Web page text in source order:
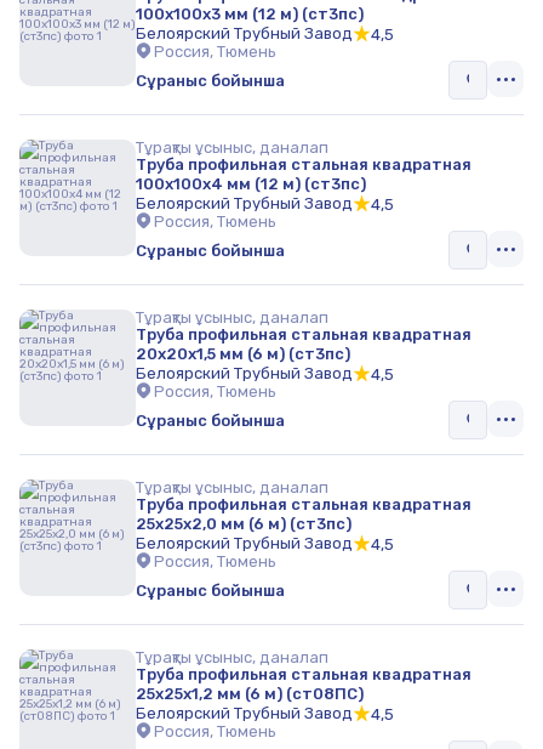
100х100х3 мм (12 м) (ст3пс)
Белоярский Трубный Завод
4,5
Россия, Тюмень
Сұраныс бойынша
Тұрақты ұсыныс, даналап
Труба профильная стальная квадратная
100х100х4 мм (12 м) (ст3пс)
Белоярский Трубный Завод
4,5
Россия, Тюмень
Сұраныс бойынша
Тұрақты ұсыныс, даналап
Труба профильная стальная квадратная
20х20х1,5 мм (6 м) (ст3пс)
Белоярский Трубный Завод
4,5
Россия, Тюмень
Сұраныс бойынша
Тұрақты ұсыныс, даналап
Труба профильная стальная квадратная
25х25х2,0 мм (6 м) (ст3пс)
Белоярский Трубный Завод
4,5
Россия, Тюмень
Сұраныс бойынша
Тұрақты ұсыныс, даналап
Труба профильная стальная квадратная
25х25х1,2 мм (6 м) (ст08ПС)
Белоярский Трубный Завод
4,5
Россия, Тюмень